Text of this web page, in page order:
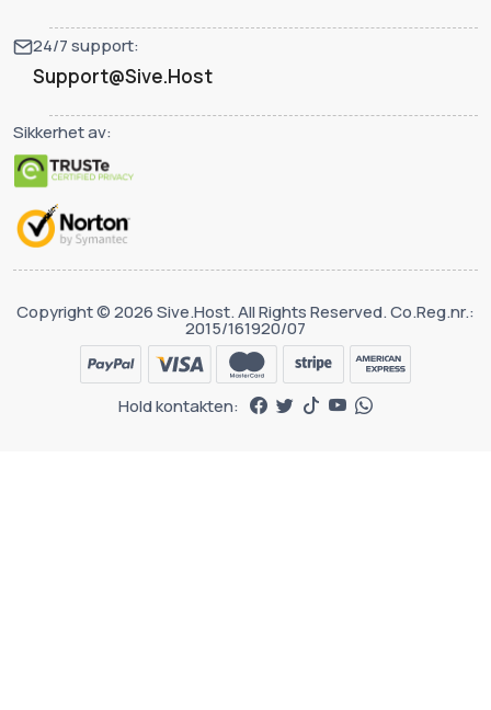
24/7 support:
Support@Sive.Host
Sikkerhet av:
Copyright © 2026 Sive.Host. All Rights Reserved. Co.Reg.nr.:
2015/161920/07
Hold kontakten: